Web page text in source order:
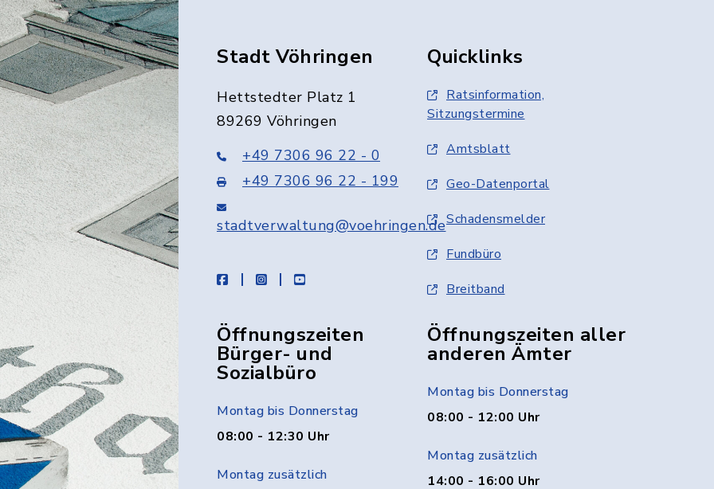
Stadt Vöhringen
Hettstedter Platz 1
89269 Vöhringen
+49 7306 96 22 - 0
+49 7306 96 22 - 199
stadtverwaltung@voehringen.de
facebookinstagramyoutube
Quicklinks
Ratsinformation,
Sitzungstermine
Amtsblatt
Geo-Datenportal
Schadensmelder
Fundbüro
Breitband
Öffnungszeiten
Bürger- und
Sozialbüro
Montag bis Donnerstag
08:00 - 12:30 Uhr
Montag zusätzlich
Öffnungszeiten aller
anderen Ämter
Montag bis Donnerstag
08:00 - 12:00 Uhr
Montag zusätzlich
14:00 - 16:00 Uhr